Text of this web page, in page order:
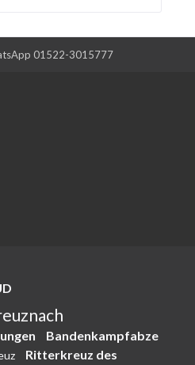
01522-3015777
Bandenkampfabze
Ritterkreuz des